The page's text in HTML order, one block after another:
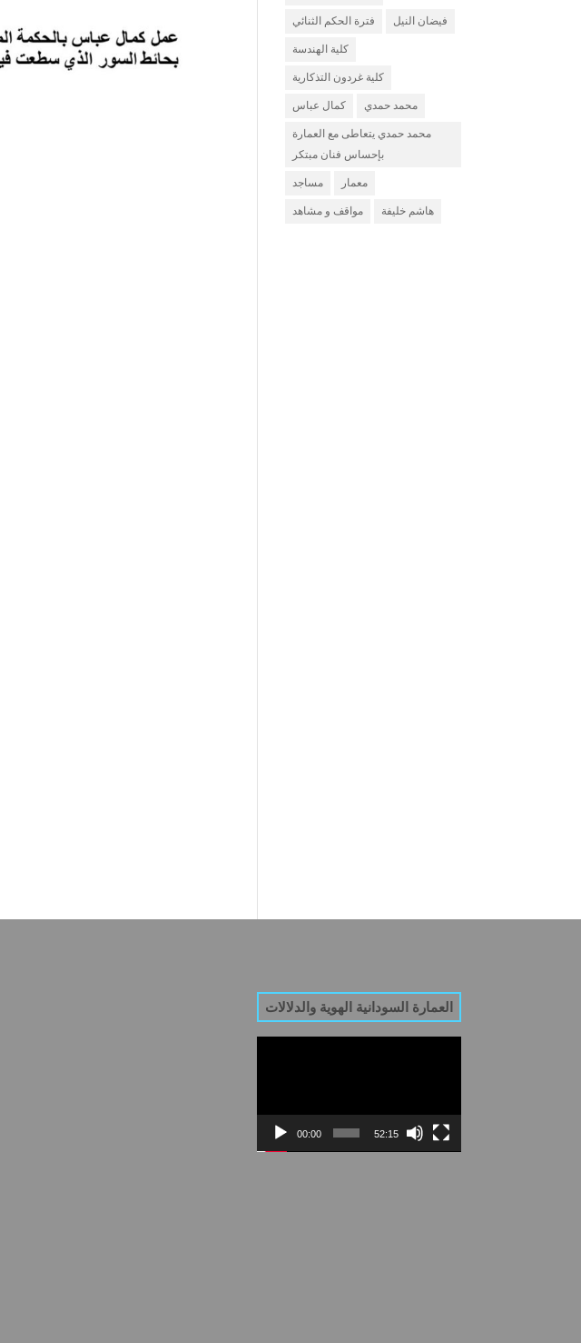
فترة الحكم الثنائي فيضان النيل
كلية الهندسة
كلية غردون التذكارية
كمال عباس محمد حمدي
محمد حمدي يتعاطى مع العمارة
بإحساس فنان مبتكر
مساجد معمار
مواقف و مشاهد هاشم خليفة
العمارة السودانية الهوية والدلالات
00:00 52:15